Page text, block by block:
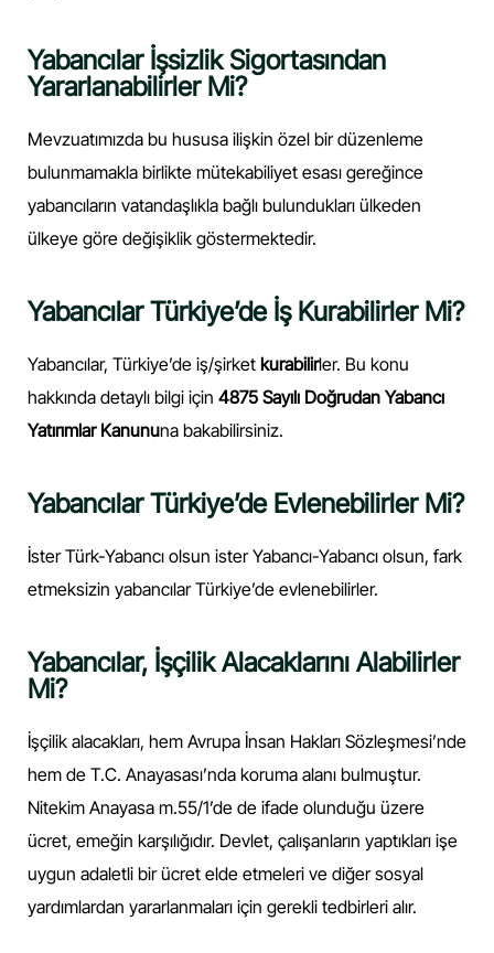
Yabancılar İşsizlik Sigortasından
Yararlanabilirler Mi?
Mevzuatımızda bu hususa ilişkin özel bir düzenleme
bulunmamakla birlikte mütekabiliyet esası gereğince
yabancıların vatandaşlıkla bağlı bulundukları ülkeden
ülkeye göre değişiklik göstermektedir.
Yabancılar Türkiye’de İş Kurabilirler Mi?
Yabancılar, Türkiye’de iş/şirket kurabilirler. Bu konu
hakkında detaylı bilgi için 4875 Sayılı Doğrudan Yabancı
Yatırımlar Kanununa bakabilirsiniz.
Yabancılar Türkiye’de Evlenebilirler Mi?
İster Türk-Yabancı olsun ister Yabancı-Yabancı olsun, fark
etmeksizin yabancılar Türkiye’de evlenebilirler.
Yabancılar, İşçilik Alacaklarını Alabilirler
Mi?
İşçilik alacakları, hem Avrupa İnsan Hakları Sözleşmesi’nde
hem de T.C. Anayasası’nda koruma alanı bulmuştur.
Nitekim Anayasa m.55/1’de de ifade olunduğu üzere
ücret, emeğin karşılığıdır. Devlet, çalışanların yaptıkları işe
uygun adaletli bir ücret elde etmeleri ve diğer sosyal
yardımlardan yararlanmaları için gerekli tedbirleri alır.